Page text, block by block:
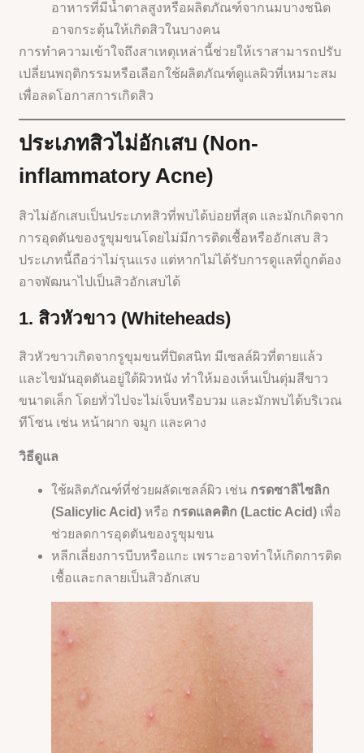
อาหารที่มีน้ำตาลสูงหรือผลิตภัณฑ์จากนมบางชนิด
อาจกระตุ้นให้เกิดสิวในบางคน
การทำความเข้าใจถึงสาเหตุเหล่านี้ช่วยให้เราสามารถปรับ
เปลี่ยนพฤติกรรมหรือเลือกใช้ผลิตภัณฑ์ดูแลผิวที่เหมาะสม
เพื่อลดโอกาสการเกิดสิว
ประเภทสิวไม่อักเสบ (Non-
inflammatory Acne)
สิวไม่อักเสบเป็นประเภทสิวที่พบได้บ่อยที่สุด และมักเกิดจาก
การอุดตันของรูขุมขนโดยไม่มีการติดเชื้อหรืออักเสบ สิว
ประเภทนี้ถือว่าไม่รุนแรง แต่หากไม่ได้รับการดูแลที่ถูกต้อง
อาจพัฒนาไปเป็นสิวอักเสบได้
1. สิวหัวขาว (Whiteheads)
สิวหัวขาวเกิดจากรูขุมขนที่ปิดสนิท มีเซลล์ผิวที่ตายแล้ว
และไขมันอุดตันอยู่ใต้ผิวหนัง ทำให้มองเห็นเป็นตุ่มสีขาว
ขนาดเล็ก โดยทั่วไปจะไม่เจ็บหรือบวม และมักพบได้บริเวณ
ทีโซน เช่น หน้าผาก จมูก และคาง
วิธีดูแล
ใช้ผลิตภัณฑ์ที่ช่วยผลัดเซลล์ผิว เช่น กรดซาลิไซลิก
(Salicylic Acid) หรือ กรดแลคติก (Lactic Acid) เพื่อ
ช่วยลดการอุดตันของรูขุมขน
หลีกเลี่ยงการบีบหรือแกะ เพราะอาจทำให้เกิดการติด
เชื้อและกลายเป็นสิวอักเสบ